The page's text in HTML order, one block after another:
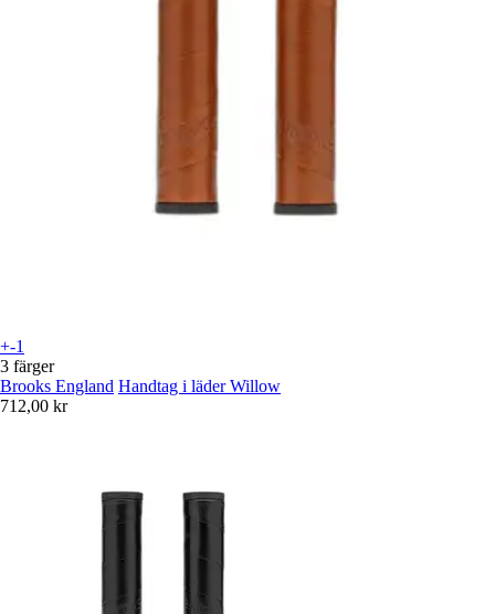
+-1
3 färger
Brooks England Handtag i läder Willow
712,00 kr